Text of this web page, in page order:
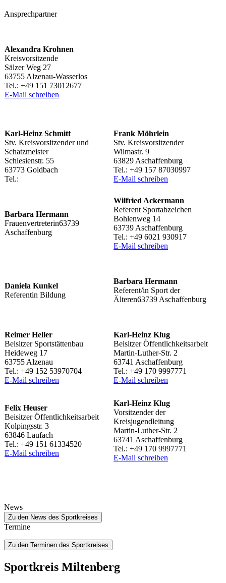
Ansprech­part­ner
Alex­an­dra Krohnen
Kreisvorsitzende
Sälzer Weg 27
63755 Alzenau-Wasserlos
Tel.: +49 151 73012677
E‑Mail schrei­ben
Karl-Heinz Schmitt
Stv. Kreis­vor­sit­zen­der und
Schatzmeister
Schle­si­en­str. 55
63773 Goldbach
Tel.:
Frank Möhr­lein
Stv. Kreisvorsitzender
Wilma­str. 9
63829 Aschaffenburg
Tel.: +49 157 87030997
E‑Mail schrei­ben
Barbara Hermann
Frauenvertreterin63739
Aschaffenburg
Wilfried Acker­mann
Refe­rent Sportabzeichen
Bohlen­weg 14
63739 Aschaffenburg
Tel.: +49 6021 930917
E‑Mail schrei­ben
Daniela Kunkel
Refe­ren­tin Bildung
Barbara Hermann
Referent/​in Sport der
Älteren63739 Aschaffenburg
Reimer Heller
Beisit­zer Sportstättenbau
Heide­weg 17
63755 Alzenau
Tel.: +49 152 53970704
E‑Mail schrei­ben
Karl-Heinz Klug
Beisit­zer Öffentlichkeitsarbeit
Martin-Luther-Str. 2
63741 Aschaffenburg
Tel.: +49 170 9997771
E‑Mail schrei­ben
Felix Heuser
Beisit­zer Öffentlichkeitsarbeit
Kolping­s­str. 3
63846 Laufach
Tel.: +49 151 61334520
E‑Mail schrei­ben
Karl-Heinz Klug
Vorsit­zen­der der
Kreisjugendleitung
Martin-Luther-Str. 2
63741 Aschaffenburg
Tel.: +49 170 9997771
E‑Mail schrei­ben
News
Zu den News des Sportkreises
Termine
Zu den Terminen des Sportkreises
Sport­kreis Miltenberg